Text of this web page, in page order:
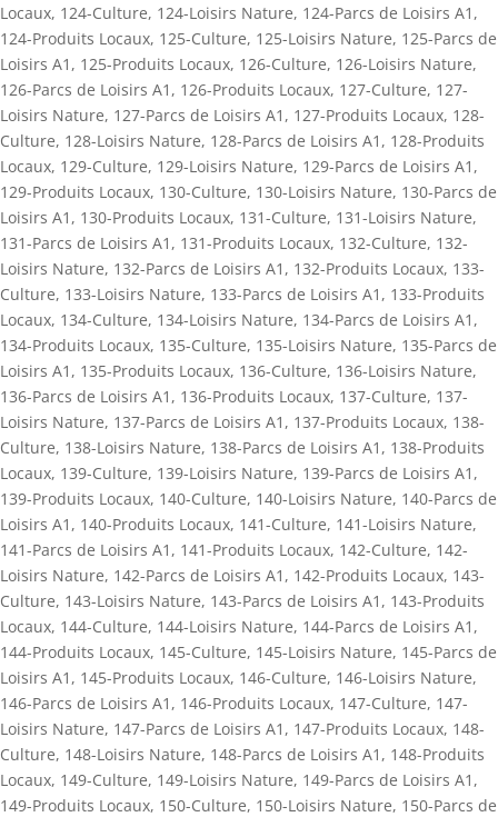
Locaux, 124-Culture, 124-Loisirs Nature, 124-Parcs de Loisirs A1 ,
124-Produits Locaux, 125-Culture, 125-Loisirs Nature, 125-Parcs de
Loisirs A1 , 125-Produits Locaux, 126-Culture, 126-Loisirs Nature,
126-Parcs de Loisirs A1 , 126-Produits Locaux, 127-Culture, 127-
Loisirs Nature, 127-Parcs de Loisirs A1 , 127-Produits Locaux, 128-
Culture, 128-Loisirs Nature, 128-Parcs de Loisirs A1 , 128-Produits
Locaux, 129-Culture, 129-Loisirs Nature, 129-Parcs de Loisirs A1 ,
129-Produits Locaux, 130-Culture, 130-Loisirs Nature, 130-Parcs de
Loisirs A1 , 130-Produits Locaux, 131-Culture, 131-Loisirs Nature,
131-Parcs de Loisirs A1 , 131-Produits Locaux, 132-Culture, 132-
Loisirs Nature, 132-Parcs de Loisirs A1 , 132-Produits Locaux, 133-
Culture, 133-Loisirs Nature, 133-Parcs de Loisirs A1 , 133-Produits
Locaux, 134-Culture, 134-Loisirs Nature, 134-Parcs de Loisirs A1 ,
134-Produits Locaux, 135-Culture, 135-Loisirs Nature, 135-Parcs de
Loisirs A1 , 135-Produits Locaux, 136-Culture, 136-Loisirs Nature,
136-Parcs de Loisirs A1 , 136-Produits Locaux, 137-Culture, 137-
Loisirs Nature, 137-Parcs de Loisirs A1 , 137-Produits Locaux, 138-
Culture, 138-Loisirs Nature, 138-Parcs de Loisirs A1 , 138-Produits
Locaux, 139-Culture, 139-Loisirs Nature, 139-Parcs de Loisirs A1 ,
139-Produits Locaux, 140-Culture, 140-Loisirs Nature, 140-Parcs de
Loisirs A1 , 140-Produits Locaux, 141-Culture, 141-Loisirs Nature,
141-Parcs de Loisirs A1 , 141-Produits Locaux, 142-Culture, 142-
Loisirs Nature, 142-Parcs de Loisirs A1 , 142-Produits Locaux, 143-
Culture, 143-Loisirs Nature, 143-Parcs de Loisirs A1 , 143-Produits
Locaux, 144-Culture, 144-Loisirs Nature, 144-Parcs de Loisirs A1 ,
144-Produits Locaux, 145-Culture, 145-Loisirs Nature, 145-Parcs de
Loisirs A1 , 145-Produits Locaux, 146-Culture, 146-Loisirs Nature,
146-Parcs de Loisirs A1 , 146-Produits Locaux, 147-Culture, 147-
Loisirs Nature, 147-Parcs de Loisirs A1 , 147-Produits Locaux, 148-
Culture, 148-Loisirs Nature, 148-Parcs de Loisirs A1 , 148-Produits
Locaux, 149-Culture, 149-Loisirs Nature, 149-Parcs de Loisirs A1 ,
149-Produits Locaux, 150-Culture, 150-Loisirs Nature, 150-Parcs de